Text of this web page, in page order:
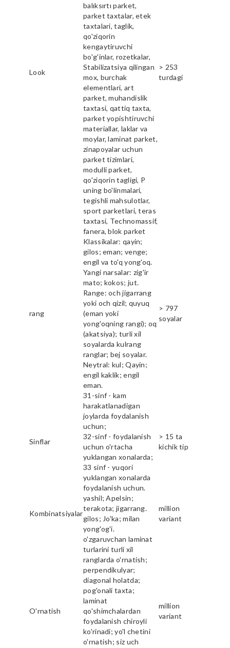
Look
balıksırtı parket,
parket taxtalar, etek
taxtalari, taglik,
qo'ziqorin
kengaytiruvchi
bo'g'inlar, rozetkalar,
Stabilizatsiya qilingan
mox, burchak
elementlari, art
parket, muhandislik
taxtasi, qattiq taxta,
parket yopishtiruvchi
materiallar, laklar va
moylar, laminat parket,
zinapoyalar uchun
parket tizimlari,
modulli parket,
qo'ziqorin tagligi, P
uning bo'linmalari,
tegishli mahsulotlar,
sport parketlari, teras
taxtasi, Technomassif,
fanera, blok parket
> 253
turdagi
rang
Klassikalar: qayin;
gilos; eman; venge;
engil va to'q yong'oq.
Yangi narsalar: zig'ir
mato; kokos; jut.
Range: och jigarrang
yoki och qizil; quyuq
(eman yoki
yong'oqning rangi); oq
(akatsiya); turli xil
soyalarda kulrang
ranglar; bej soyalar.
Neytral: kul; Qayin;
engil kaklik; engil
eman.
> 797
soyalar
Sinflar
31-sinf - kam
harakatlanadigan
joylarda foydalanish
uchun;
32-sinf - foydalanish
uchun o'rtacha
yuklangan xonalarda;
33 sinf - yuqori
yuklangan xonalarda
foydalanish uchun.
> 15 ta
kichik tip
Kombinatsiyalar
yashil; Apelsin;
terakota; jigarrang.
gilos; Jo'ka; milan
yong'og'i.
million
variant
O'rnatish
o'zgaruvchan laminat
turlarini turli xil
ranglarda o'rnatish;
perpendikulyar;
diagonal holatda;
pog'onali taxta;
laminat
qo'shimchalardan
foydalanish chiroyli
ko'rinadi; yo'l chetini
o'rnatish; siz uch
million
variant